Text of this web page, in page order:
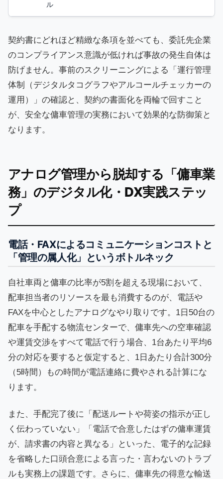
ル
契約書にどれほど精緻な条項を並べても、委託先企業
のコンプライアンス意識が低ければ事故の発生自体は
防げません。事前のスクリーニングによる「運行管理
体制（デジタルタコグラフやアルコールチェッカーの
運用）」の確認と、契約の書面化を両輪で回すこと
が、安全な傭車管理の実務において効果的な防御策と
なります。
アナログ管理から脱却する「傭車業
務」のデジタル化・DX実践ステッ
プ
電話・FAXによるコミュニケーションコストと
「管理の属人化」というボトルネック
自社車両と傭車の比率が5割を超える現場において、
配車担当者のリソースを最も消費するのが、電話や
FAXを中心としたアナログなやり取りです。1日50台の
配車を手配する物流センターで、傭車先への空車確認
や運賃交渉をすべて電話で行う場合、1台あたり平均6
分の対応を要すると仮定すると、1日あたり合計300分
（5時間）もの時間が電話連絡に費やされる計算にな
ります。
また、手配完了後に「配送ルートや荷姿の指示が正し
く伝わっていない」「電話で合意したはずの傭車運賃
が、請求書の内容と異なる」といった、電子的な記録
を省略した口頭合意による言った・言わないのトラブ
ルも実務上の課題です。さらに、傭車先の得意な輸送